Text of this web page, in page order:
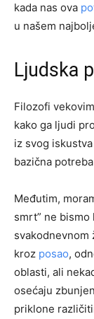
kada nas ova
u našem
Ljudska
Filozofi
kako ga ljudi
iz svog
bazična
Međutim,
smrt” ne
svakodnevnom
kroz posao,
oblasti, ali
osećaju
priklone